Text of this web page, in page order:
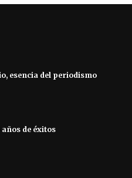
esencia del periodismo
de éxitos